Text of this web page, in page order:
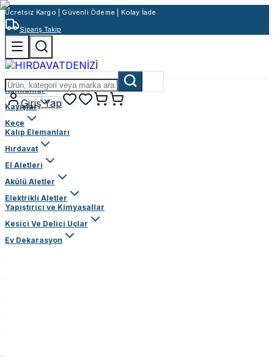
Ücretsiz Kargo | Güvenli Ödeme | Kolay İade
Sipariş Takip
Giriş Yap
Rulmanlar
Kayışlar
Keçe
Kalıp Elemanları
Hırdavat
El Aletleri
Akülü Aletler
Elektrikli Aletler
Yapıştırıcı ve Kimyasallar
Kesici Ve Delici Uçlar
Ev Dekarasyon